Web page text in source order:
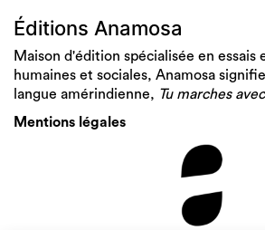
Éditions Anamosa
Maison d'édition spécialisée en essais
humaines et sociales, Anamosa
langue amérindienne, Tu marches
Mentions légales